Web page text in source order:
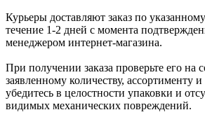
Курьеры доставляют заказ по
течение 1-2 дней с момента
менеджером интернет-магазина.
При получении заказа проверьте его на
заявленному количеству, ассортименту
убедитесь в целостности упаковки и
видимых механических повреждений.